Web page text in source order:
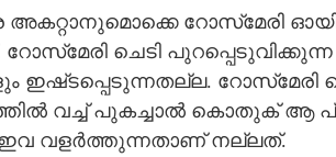
റോസ്‌മേരി
ചെടി
റോസ്‌മേരി
വച്ച് പുകച്ചാൽ കൊതുക് ആ
ഇവ വളർത്തുന്നതാണ് നല്ലത്.